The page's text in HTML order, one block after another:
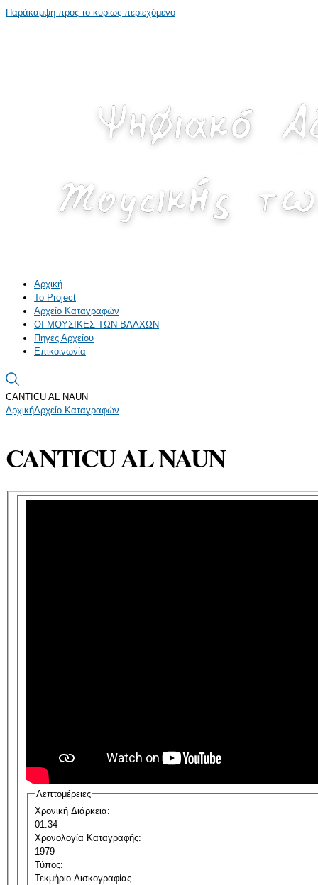
Παράκαμψη προς το κυρίως περιεχόμενο
Αρχική
Το Project
Αρχείο Καταγραφών
ΟΙ ΜΟΥΣΙΚΕΣ ΤΩΝ ΒΛΑΧΩΝ
Πηγές Αρχείου
Επικοινωνία
CANTICU AL NAUN
ΑρχικήΑρχείο Καταγραφών
CANTICU AL NAUN
Λεπτομέρειες
Χρονική Διάρκεια:
01:34
Χρονολογία Καταγραφής:
1979
Τύπος:
Τεκμήριο Δισκογραφίας